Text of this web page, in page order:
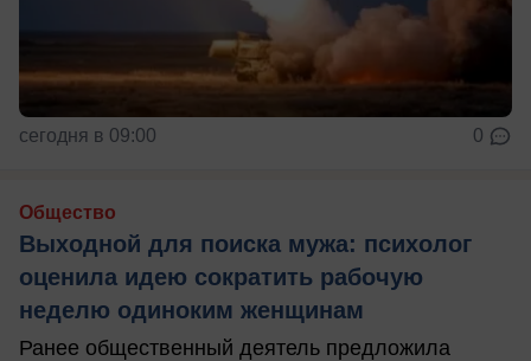
сегодня в 09:00 0
Общество
Выходной для поиска мужа: психолог
оценила идею сократить рабочую
неделю одиноким женщинам
Ранее общественный деятель предложила